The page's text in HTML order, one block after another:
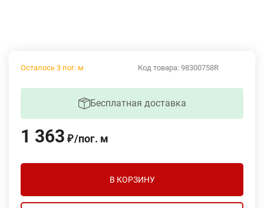
Код товара: 98300758R
Осталось 3 пог. м
Бесплатная доставка
1 363 ₽/пог. м
В КОРЗИНУ